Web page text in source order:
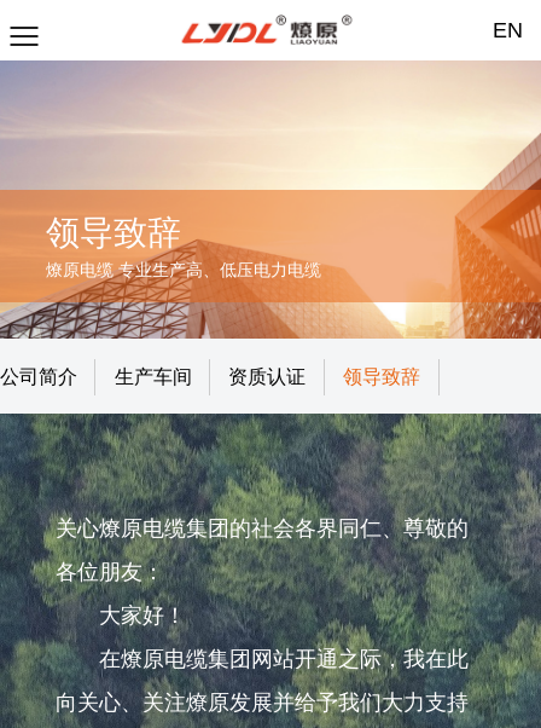
EN
领导致辞
燎原电缆 专业生产高、低压电力电缆
公司简介 生产车间 资质认证 领导致辞
关心燎原电缆集团的社会各界同仁、尊敬的
各位朋友：
大家好！
在燎原电缆集团网站开通之际，我在此
向关心、关注燎原发展并给予我们大力支持